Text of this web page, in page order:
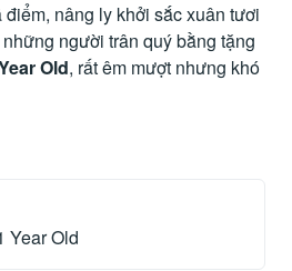
nâng ly khởi sắc xuân tươi
người trân quý bằng tặng
Old, rất êm mượt nhưng khó
Year Old